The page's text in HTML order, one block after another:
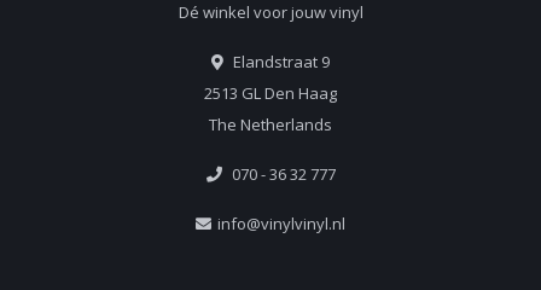
Dé winkel voor jouw vinyl
Elandstraat 9
2513 GL Den Haag
The Netherlands
070 - 36 32 777
info@vinylvinyl.nl